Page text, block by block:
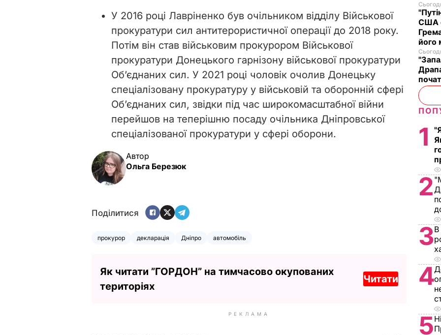
У 2016 році Лавріненко був очільником відділу Військової
прокуратури сил антитерористичної операції до 2018 року.
Потім він став військовим прокурором Військової
прокуратури Донецького гарнізону військової прокуратури
Об’єднаних сил. У 2021 році чоловік очолив Донецьку
спеціалізовану прокуратуру у військовій та оборонній сфері
Об’єднаних сил, звідки під час широкомасштабної війни
перейшов на теперішню посаду очільника Дніпровської
спеціалізованої прокуратури у сфері оборони.
Автор
Ольга Березюк
Поділитися
прокурор декларація Дніпро автомобіль
Як читати ”ГОРДОН” на тимчасово окупованих
територіях
Читати
РЕКЛАМА
США
його
1
2
3В
4
5